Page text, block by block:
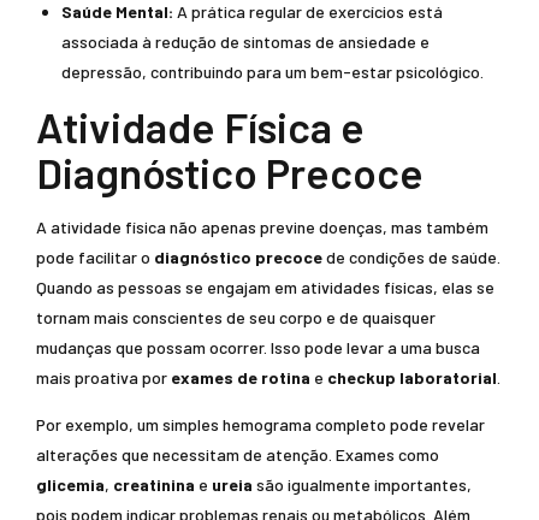
Saúde Mental: A prática regular de exercícios está
associada à redução de sintomas de ansiedade e
depressão, contribuindo para um bem-estar psicológico.
Atividade Física e
Diagnóstico Precoce
A atividade física não apenas previne doenças, mas também
pode facilitar o diagnóstico precocede condições de saúde.
Quando as pessoas se engajam em atividades físicas, elas se
tornam mais conscientes de seu corpo e de quaisquer
mudanças que possam ocorrer. Isso pode levar a uma busca
mais proativa por exames de rotina e checkup laboratorial
Por exemplo, um simples hemograma completo pode revelar
alterações que necessitam de atenção. Exames como
glicemia, creatinina e ureia são igualmente importantes,
pois podem indicar problemas renais ou metabólicos. Além